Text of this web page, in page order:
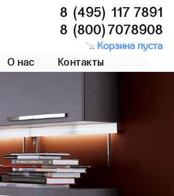
8 (495) 117 7891
8 (800)7078908
Корзина пуста
О нас Контакты